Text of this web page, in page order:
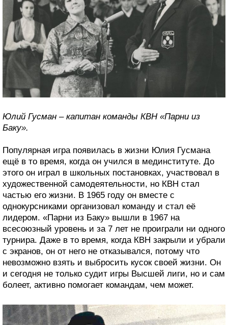
Юлий Гусман – капитан команды КВН «Парни из
Баку».
Популярная игра появилась в жизни Юлия Гусмана
ещё в то время, когда он учился в мединституте. До
этого он играл в школьных постановках, участвовал в
художественной самодеятельности, но КВН стал
частью его жизни. В 1965 году он вместе с
однокурсниками организовал команду и стал её
лидером. «Парни из Баку» вышли в 1967 на
всесоюзный уровень и за 7 лет не проиграли ни одного
турнира. Даже в то время, когда КВН закрыли и убрали
с экранов, он от него не отказывался, потому что
невозможно взять и выбросить кусок своей жизни. Он
и сегодня не только судит игры Высшей лиги, но и сам
болеет, активно помогает командам, чем может.